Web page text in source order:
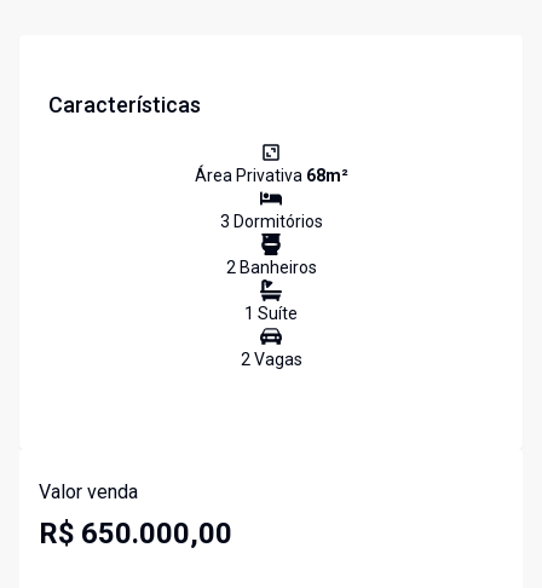
Características
Área Privativa 68m²
3 Dormitórios
2Banheiros
1 Suíte
2Vagas
Valor venda
R$ 650.000,00